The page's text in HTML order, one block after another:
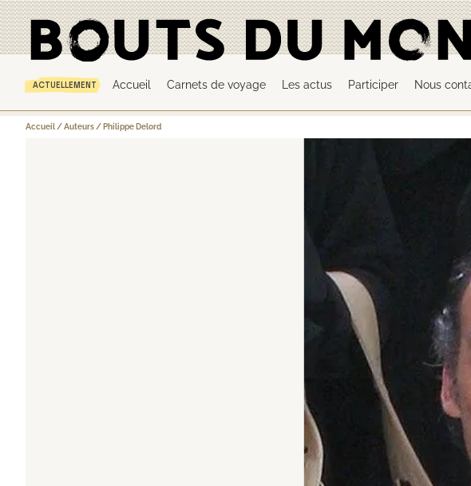
ACTUELLEMENT Accueil Carnets de voyage Les actus Participer Nous
Accueil /Auteurs / Philippe Delord